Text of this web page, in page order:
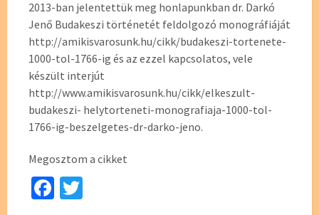
2013-ban jelentettük meg honlapunkban dr. Darkó
Jenő Budakeszi történetét feldolgozó monográfiáját
http://amikisvarosunk.hu/cikk/budakeszi-tortenete-
1000-tol-1766-ig és az ezzel kapcsolatos, vele
készült interjút
http://www.amikisvarosunk.hu/cikk/elkeszult-
budakeszi- helytorteneti-monografiaja-1000-tol-
1766-ig-beszelgetes-dr-darko-jeno.
Megosztom a cikket
Fa